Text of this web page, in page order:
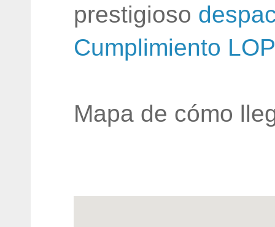
prestigioso
Cumplimiento
Mapa de cómo